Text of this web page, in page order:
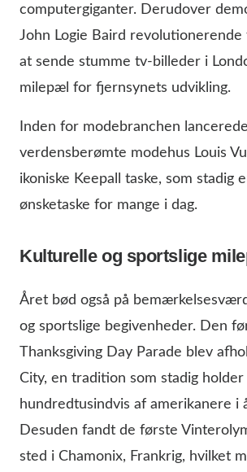
computergiganter. Derudover
John Logie Baird revolutionerende
at sende stumme tv-billeder i
milepæl for fjernsynets udvikling.
Inden for modebranchen
verdensberømte modehus Louis
ikoniske Keepall taske, som stadig
ønsketaske for mange i dag.
Kulturelle og sportslige
Året bød også på
og sportslige begivenheder. Den
Thanksgiving Day Parade blev
City, en tradition som stadig holder
hundredtusindvis af amerikanere i
Desuden fandt de første
sted i Chamonix, Frankrig, hvilket